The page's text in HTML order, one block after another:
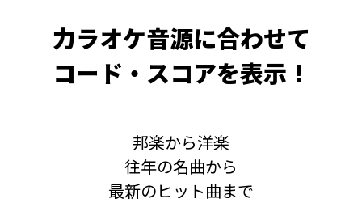
力ラオケ音源に合わせて
コード・スコアを表示！
邦楽から洋楽
往年の名曲から
最新のヒット曲まで